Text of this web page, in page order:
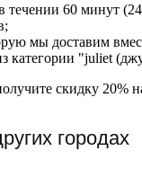
течении 60 минут
мы доставим
категории "juliet
скидку 20%
городах